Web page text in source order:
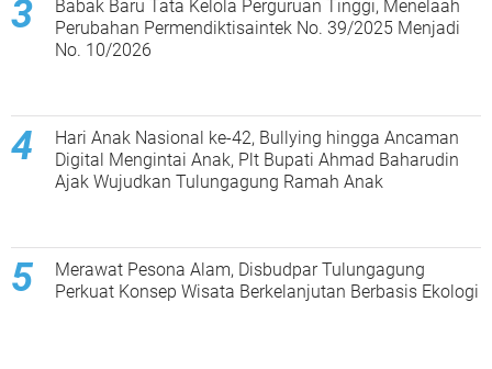
Babak Baru Tata Kelola Perguruan Tinggi, Menelaah
Perubahan Permendiktisaintek No. 39/2025 Menjadi
No. 10/2026
Hari Anak Nasional ke-42, Bullying hingga Ancaman
Digital Mengintai Anak, Plt Bupati Ahmad Baharudin
Ajak Wujudkan Tulungagung Ramah Anak
Merawat Pesona Alam, Disbudpar Tulungagung
Perkuat Konsep Wisata Berkelanjutan Berbasis Ekologi